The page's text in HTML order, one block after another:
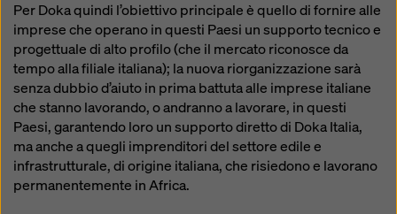
Per Doka quindi l’obiettivo principale è quello di fornire alle
imprese che operano in questi Paesi un supporto tecnico e
progettuale di alto profilo (che il mercato riconosce da
tempo alla filiale italiana); la nuova riorganizzazione sarà
senza dubbio d’aiuto in prima battuta alle imprese italiane
che stanno lavorando, o andranno a lavorare, in questi
Paesi, garantendo loro un supporto diretto di Doka Italia,
ma anche a quegli imprenditori del settore edile e
infrastrutturale, di origine italiana, che risiedono e lavorano
permanentemente in Africa.